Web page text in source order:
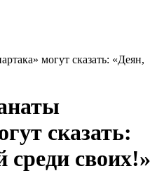
могут сказать: «Деян,
сказать:
среди своих!»